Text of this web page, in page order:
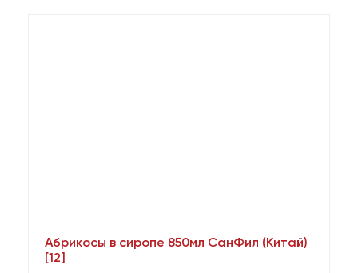
Абрикосы в сиропе 850мл СанФил (Китай)
[12]